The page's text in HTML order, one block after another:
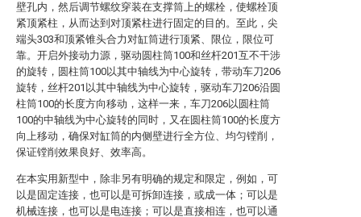
壁孔内，然后调节螺纹穿装在支撑筒上的螺栓，使螺栓顶
紧顶紧柱，从而达到对顶紧柱进行固定的目的。至此，尖
端头303和顶紧锥头合力对缸筒进行顶紧、限位，限位可
靠。开启外接动力源，驱动圆柱筒100和丝杆201互不干涉
的旋转，圆柱筒100以其中轴线为中心旋转，带动车刀206
旋转，丝杆201以其中轴线为中心旋转，驱动车刀206沿圆
柱筒100的长度方向移动，这样一来，车刀206以圆柱筒
100的中轴线为中心旋转的同时，又在圆柱筒100的长度方
向上移动，确保对缸筒的内侧壁进行全方位、均匀镗削，
保证镗削效果良好、效率高。
在本实用新型中，除非另有明确的规定和限定，例如，可
以是固定连接，也可以是可拆卸连接，或成一体；可以是
机械连接，也可以是电连接；可以是直接相连，也可以通